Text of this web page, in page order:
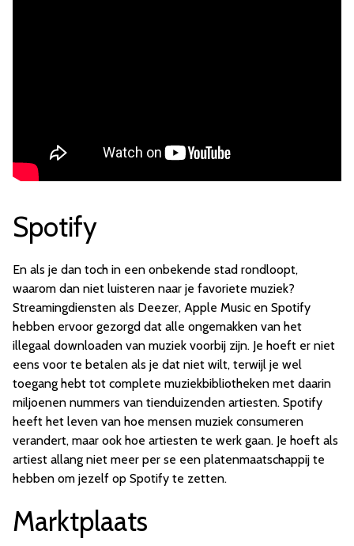
Spotify
En als je dan toch in een onbekende stad rondloopt,
waarom dan niet luisteren naar je favoriete muziek?
Streamingdiensten als Deezer, Apple Music en Spotify
hebben ervoor gezorgd dat alle ongemakken van het
illegaal downloaden van muziek voorbij zijn. Je hoeft er niet
eens voor te betalen als je dat niet wilt, terwijl je wel
toegang hebt tot complete muziekbibliotheken met daarin
miljoenen nummers van tienduizenden artiesten. Spotify
heeft het leven van hoe mensen muziek consumeren
verandert, maar ook hoe artiesten te werk gaan. Je hoeft als
artiest allang niet meer per se een platenmaatschappij te
hebben om jezelf op Spotify te zetten.
Marktplaats